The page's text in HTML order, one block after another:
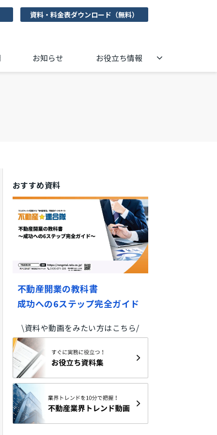
資料・料金表ダウンロード（無料）
お知らせ お役立ち情報
おすすめ資料
不動産開業の教科書
成功への6ステップ完全ガイド
\資料や動画をみたい方はこちら/